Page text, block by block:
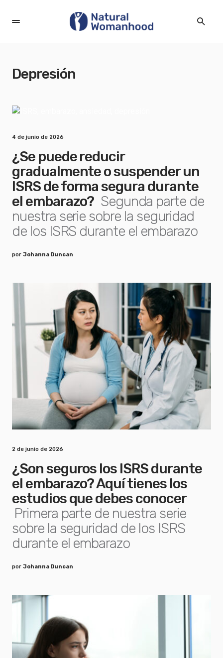
Depresión
4 de junio de 2026
¿Se puede reducir
gradualmente o suspender un
ISRS de forma segura durante
el embarazo? Segunda parte de
nuestra serie sobre la seguridad
de los ISRS durante el embarazo
por Johanna Duncan
2 de junio de 2026
¿Son seguros los ISRS durante
el embarazo? Aquí tienes los
estudios que debes conocer
Primera parte de nuestra serie
sobre la seguridad de los ISRS
durante el embarazo
por Johanna Duncan